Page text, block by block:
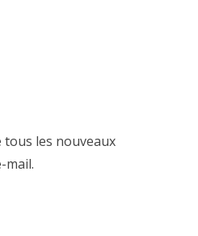
tous les nouveaux
mail.